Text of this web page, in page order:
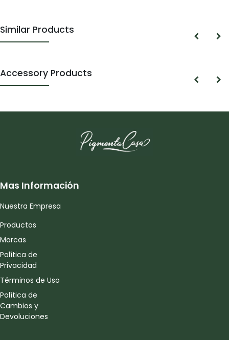
Similar Products
Accessory Products
Mas Información
Nuestra Empresa
Productos
Marcas
Política de
Privacidad
Términos de Uso
Política de
Cambios y
Devoluciones